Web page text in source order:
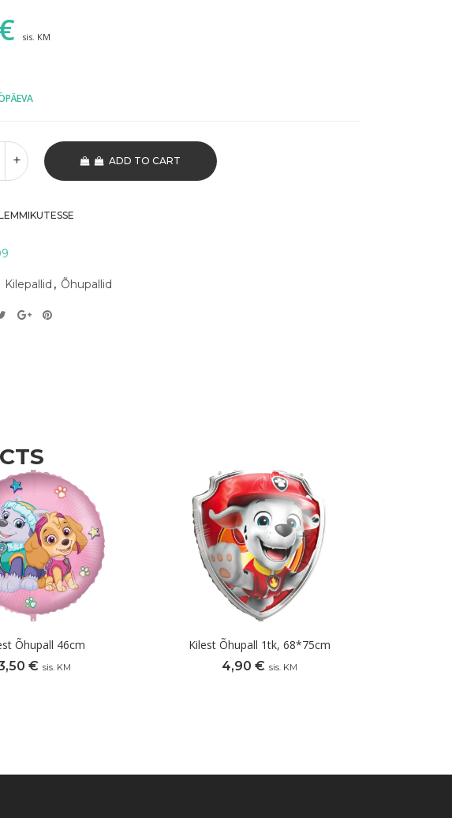
€ sis. KM
ADD TO CART
Kilepallid , Õhupallid
Õhupall 46cm
€ sis. KM
Kilest Õhupall 1tk, 68*75cm
4,90 € sis. KM